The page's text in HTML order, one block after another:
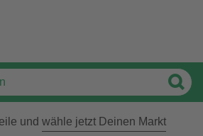
und wähle jetzt Deinen Markt